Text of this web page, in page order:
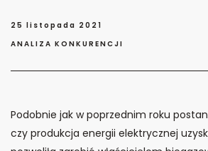
25 listopada 2021
ANALIZA KONKURENCJI
Podobnie jak w poprzednim roku
czy produkcja energii elektrycznej